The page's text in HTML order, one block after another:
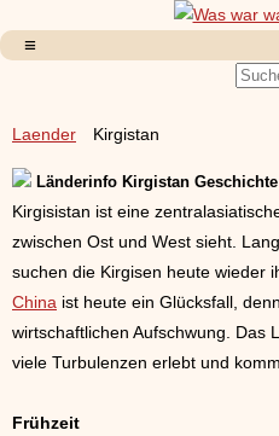
Laender Kirgistan
Länderinfo Kirgistan Geschichte
Kirgisistan ist eine
zwischen Ost und West sieht.
suchen die Kirgisen heute wieder
China ist heute ein Glücksfall,
wirtschaftlichen Aufschwung. Das
viele Turbulenzen erlebt und
Frühzeit